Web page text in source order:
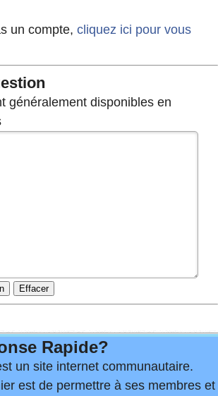
un compte, cliquez ici pour vous
généralement disponibles en
Rapide?
un site internet communautaire.
est de permettre à ses membres et